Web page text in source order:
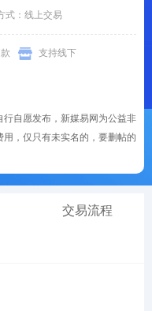
式： 线上交易
支持线下
自愿发布，新媒易网为公益非
，仅只有未实名的，要删帖的
交易流程